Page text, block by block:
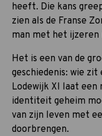
heeft. Die kans
zien als de Franse
man met het ijzeren
Het is een van de
geschiedenis: wie
Lodewijk XI laat een
identiteit geheim
van zijn leven met
doorbrengen.